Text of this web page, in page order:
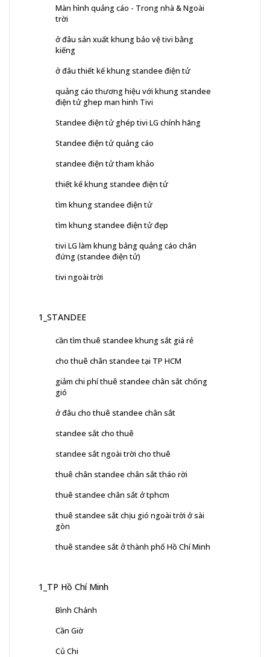
Màn hình quảng cáo - Trong nhà & Ngoài
trời
ở đâu sản xuất khung bảo vệ tivi bằng
kiếng
ở đâu thiết kế khung standee điện tử
quảng cáo thương hiệu với khung standee
điện tử ghep man hinh Tivi
Standee điện tử ghép tivi LG chính hãng
Standee điện tử quảng cáo
standee điện tử tham khảo
thiết kế khung standee điện tử
tìm khung standee điện tử
tìm khung standee điện tử đẹp
tivi LG làm khung bảng quảng cáo chân
đứng (standee điện tử)
tivi ngoài trời
1_STANDEE
cần tìm thuê standee khung sắt giá rẻ
cho thuê chân standee tại TP HCM
giảm chi phí thuê standee chân sắt chống
gió
ở đâu cho thuê standee chân sắt
standee sắt cho thuê
standee sắt ngoài trời cho thuê
thuê chân standee chân sắt tháo rời
thuê standee chân sắt ở tphcm
thuê standee sắt chịu gió ngoài trời ở sài
gòn
thuê standee sắt ở thành phố Hồ Chí Minh
1_TP Hồ Chí Minh
Bình Chánh
Cần Giờ
Củ Chi